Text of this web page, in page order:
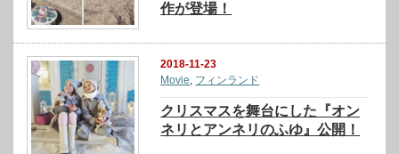
作が登場！
2018-11-23
Movie フィンランド
クリスマスを舞台にした『オン
ネリとアンネリのふゆ』公開！